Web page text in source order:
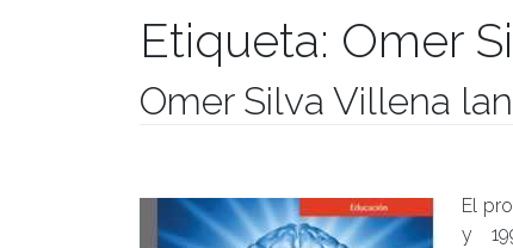
Etiqueta: Omer
Omer Silva Villena
El
y